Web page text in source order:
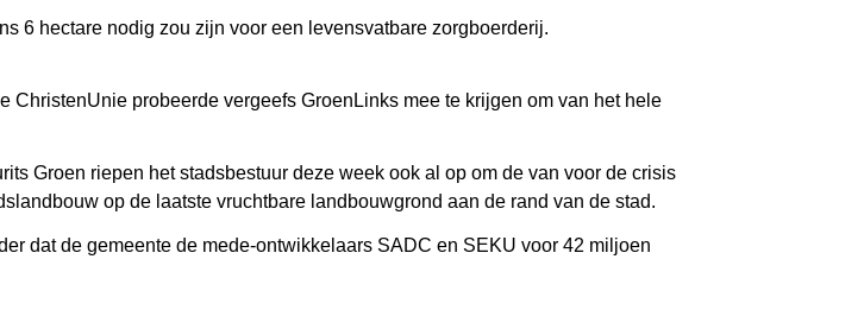
6 hectare nodig zou zijn voor een levensvatbare zorgboerderij.
probeerde vergeefs GroenLinks mee te krijgen om van het hele
Groen riepen het stadsbestuur deze week ook al op om de van voor de crisis
op de laatste vruchtbare landbouwgrond aan de rand van de stad.
dat de gemeente de mede-ontwikkelaars SADC en SEKU voor 42 miljoen